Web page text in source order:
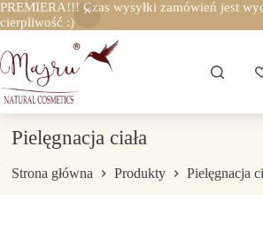
PREMIERA!!! Czas wysyłki zamówień jest
cierpliwość :)
do
treści
Pielęgnacja ciała
Strona główna Produkty Pielęgnacja